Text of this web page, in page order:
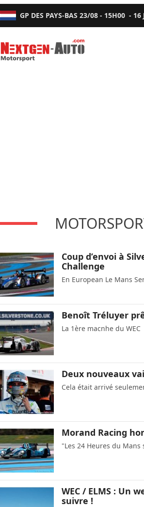
GP DES PAYS-BAS 23/08 - 15H00 - 16
Nextgen-Auto.com
Coup d’envoi à
Challenge
En European Le Mans
Benoît Tréluyer
La 1ère macnhe du WEC
Deux nouveaux
Cela était arrivé
Morand Racing
"Les 24 Heures du Mans
WEC / ELMS : Un
suivre !